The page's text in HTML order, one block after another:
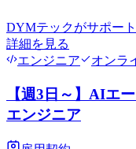
DYMテックがサポート
詳細を見る
エンジニア
オンラ
【週3日～】AIエ
エンジニア